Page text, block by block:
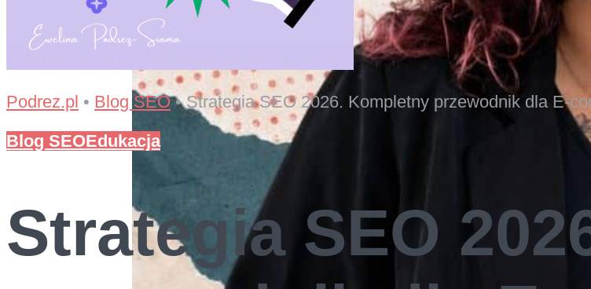
Podrez.pl • Blog SEO•Strategia SEO 2026. Kompletny przewodnik dla E-
Blog SEOEdukacja
Strategia SEO